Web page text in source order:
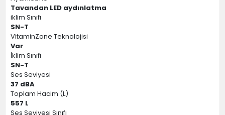
Tavandan LED aydınlatma
iklim Sınıfı
SN-T
VitaminZone Teknolojisi
Var
İklim Sınıfı
SN-T
Ses Seviyesi
37 dBA
Toplam Hacim (L)
557 L
Ses Seviyesi Sınıfı